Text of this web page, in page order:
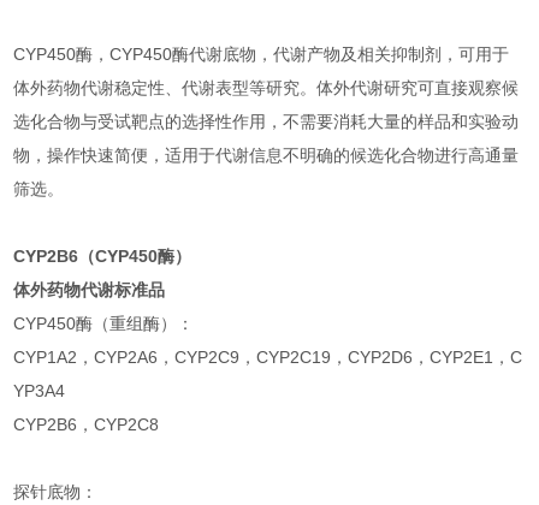
CYP450酶，CYP450酶代谢底物，代谢产物及相关抑制剂，可用于
体外药物代谢稳定性、代谢表型等研究。体外代谢研究可直接观察候
选化合物与受试靶点的选择性作用，不需要消耗大量的样品和实验动
物，操作快速简便，适用于代谢信息不明确的候选化合物进行高通量
筛选。
CYP2B6（CYP450酶）
体外药物代谢标准品
CYP450酶（重组酶）：
CYP1A2，CYP2A6，CYP2C9，CYP2C19，CYP2D6，CYP2E1，C
YP3A4
CYP2B6，CYP2C8
探针底物：